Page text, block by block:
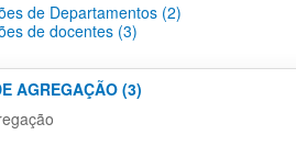
de Departamentos​ (2)
de docentes​ (3)
AGREGAÇÃO (3)